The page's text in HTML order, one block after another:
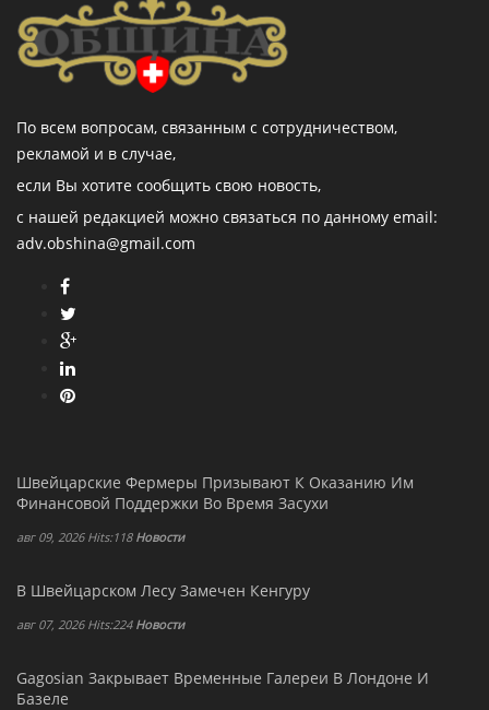
По всем вопросам, связанным с сотрудничеством,
рекламой и в случае,
если Вы хотите сообщить свою новость,
с нашей редакцией можно связаться по данному email:
adv.obshina@gmail.com
Швейцарские Фермеры Призывают К Оказанию Им
Финансовой Поддержки Во Время Засухи
авг 09, 2026 Hits:118 Новости
В Швейцарском Лесу Замечен Кенгуру
авг 07, 2026 Hits:224 Новости
Gagosian Закрывает Временные Галереи В Лондоне И
Базеле